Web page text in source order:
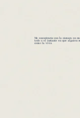
Me encontrarás con la cámara en
todo o el instante en que alguien
como la vivís.